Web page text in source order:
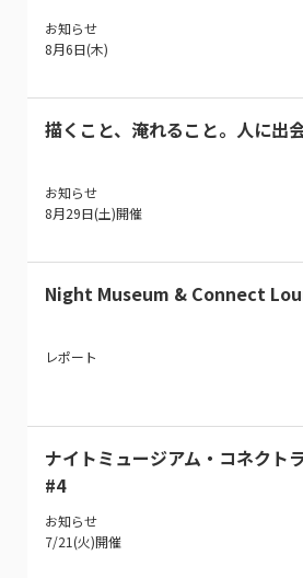
お知らせ
8月6日(木)
描くこと、淹れること。人に出
お知らせ
8月29日(土)開催
Night Museum & Connect
レポート
ナイトミュージアム・コネクト
#4
お知らせ
7/21(火)開催